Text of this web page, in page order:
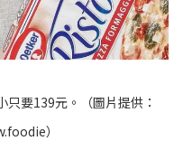
要139元。（圖片提供：
）